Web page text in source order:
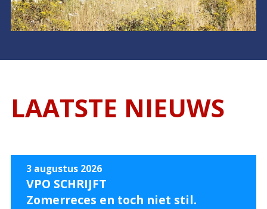
LAATSTE NIEUWS
3 augustus 2026
VPO SCHRIJFT
Zomerreces en toch niet stil.